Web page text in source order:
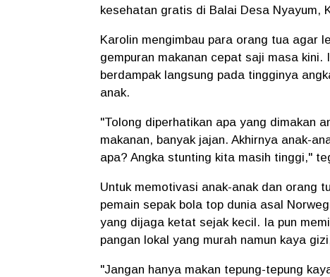
kesehatan gratis di Balai Desa Nyayum,
Karolin mengimbau para orang tua agar
gempuran makanan cepat saji masa
berdampak langsung pada tingginya
anak.
"Tolong diperhatikan apa yang dimakan
makanan, banyak jajan. Akhirnya anak-
apa? Angka stunting kita masih tinggi,"
Untuk memotivasi anak-anak dan orang
pemain sepak bola top dunia asal
yang dijaga ketat sejak kecil. Ia pun
pangan lokal yang murah namun kaya
"Jangan hanya makan tepung-tepung